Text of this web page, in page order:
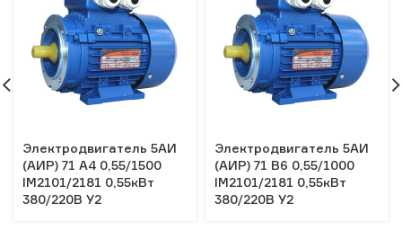
Электродвигатель 5АИ
(АИР) 71 А4 0,55/1500
IM2101/2181 0,55кВт
380/220В У2
Электродвигатель 5АИ
(АИР) 71 В6 0,55/1000
IM2101/2181 0,55кВт
380/220В У2